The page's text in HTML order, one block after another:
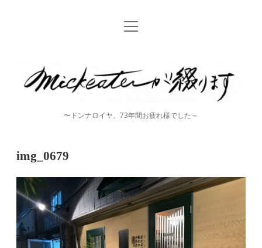
Home
open
mickeater
が
ま
す
〜ドンナロイヤ、73年間お疲れ様でした～
img_0679